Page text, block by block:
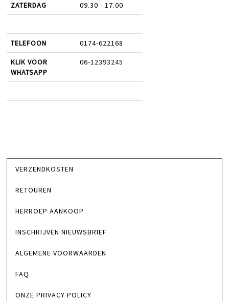
ZATERDAG 09.30 - 17.00
TELEFOON 0174-622168
KLIK VOOR
WHATSAPP
06-12393245
VERZENDKOSTEN
RETOUREN
HERROEP AANKOOP
INSCHRIJVEN NIEUWSBRIEF
ALGEMENE VOORWAARDEN
FAQ
ONZE PRIVACY POLICY